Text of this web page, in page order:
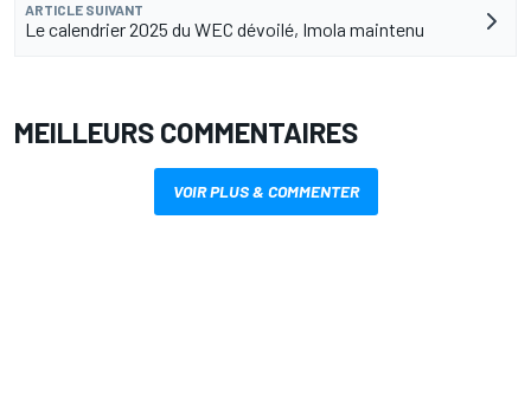
ARTICLE SUIVANT
Le calendrier 2025 du WEC dévoilé, Imola maintenu
MEILLEURS COMMENTAIRES
VOIR PLUS & COMMENTER